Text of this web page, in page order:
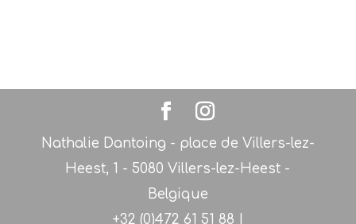
Nathalie Dantoing - place de Villers-lez-
Heest, 1 - 5080 Villers-lez-Heest -
Belgique
+32 (0)472 61 51 88 |